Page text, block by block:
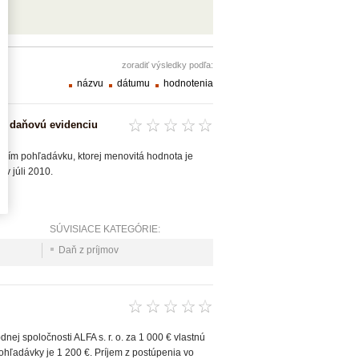
zoradiť výsledky podľa:
názvu dátumu hodnotenia
daňovú evidenciu
pohľadávku, ktorej menovitá hodnota je
v júli 2010.
SÚVISIACE KATEGÓRIE:
Daň z príjmov
spoločnosti ALFA s. r. o. za 1 000 € vlastnú
je 1 200 €. Príjem z postúpenia vo